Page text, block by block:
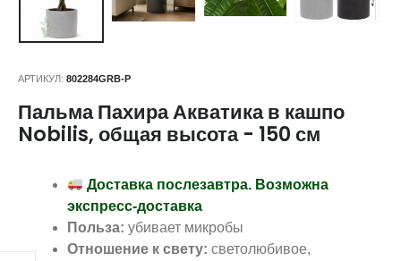
АРТИКУЛ: 802284GRB-P
Пальма Пахира Акватика в кашпо
Nobilis, общая высота - 150 см
Доставка послезавтра. Возможна
экспресс-доставка
Польза: убивает микробы
Отношение к свету: светолюбивое,